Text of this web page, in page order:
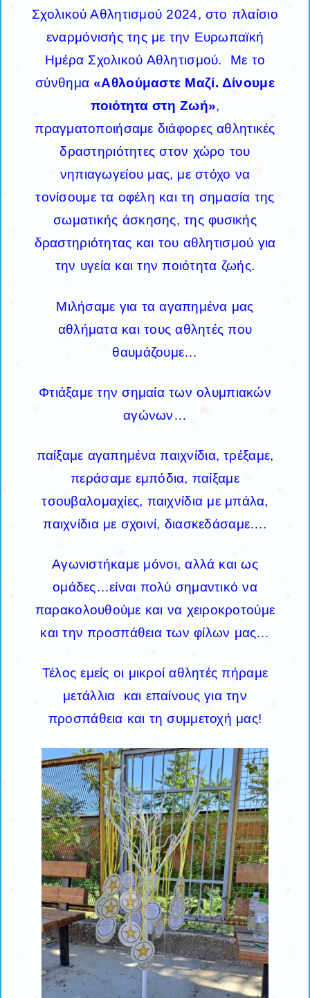
Σχολικού Αθλητισμού 2024, στο πλαίσιο
εναρμόνισής της με την Ευρωπαϊκή
Ημέρα Σχολικού Αθλητισμού. Με το
σύνθημα «Αθλούμαστε Μαζί. Δίνουμε
ποιότητα στη Ζωή»,
πραγματοποιήσαμε διάφορες αθλητικές
δραστηριότητες στον χώρο του
νηπιαγωγείου μας, με στόχο να
τονίσουμε τα οφέλη και τη σημασία της
σωματικής άσκησης, της φυσικής
δραστηριότητας και του αθλητισμού για
την υγεία και την ποιότητα ζωής.
Μιλήσαμε για τα αγαπημένα μας
αθλήματα και τους αθλητές που
θαυμάζουμε…
Φτιάξαμε την σημαία των ολυμπιακών
αγώνων…
παίξαμε αγαπημένα παιχνίδια, τρέξαμε,
περάσαμε εμπόδια, παίξαμε
τσουβαλομαχίες, παιχνίδια με μπάλα,
παιχνίδια με σχοινί, διασκεδάσαμε….
Αγωνιστήκαμε μόνοι, αλλά και ως
ομάδες…είναι πολύ σημαντικό να
παρακολουθούμε και να χειροκροτούμε
και την προσπάθεια των φίλων μας…
Τέλος εμείς οι μικροί αθλητές πήραμε
μετάλλια και επαίνους για την
προσπάθεια και τη συμμετοχή μας!